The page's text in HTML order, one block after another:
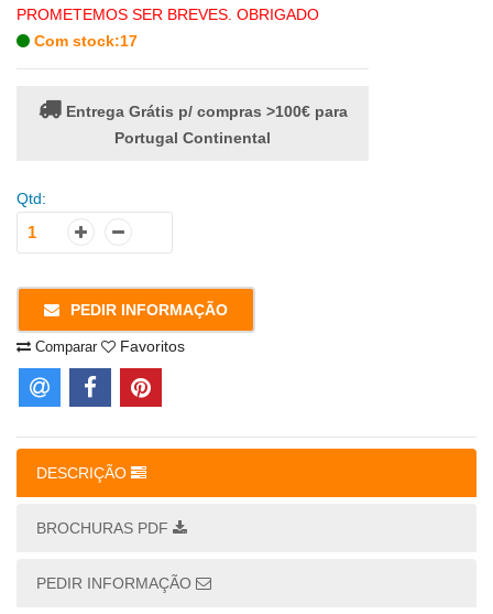
PROMETEMOS SER BREVES. OBRIGADO
Com stock:17
Entrega Grátis p/ compras >100€ para
Portugal Continental
Qtd:
PEDIR INFORMAÇÃO
Comparar Favoritos
DESCRIÇÃO
BROCHURAS PDF
PEDIR INFORMAÇÃO